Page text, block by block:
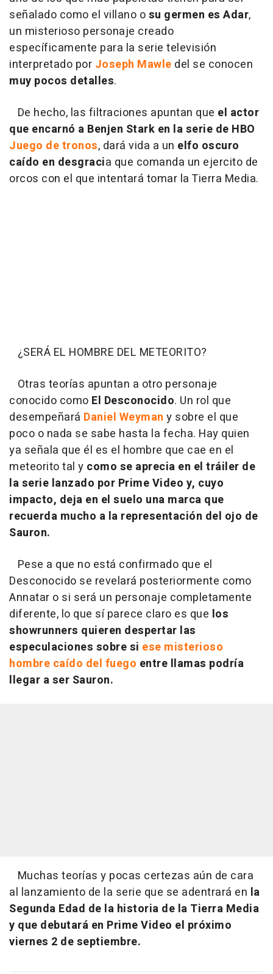
señalado como el villano osu germen es Adar,
un misterioso personaje creado
específicamente para la serie televisión
interpretado por Joseph Mawle del se conocen
muy pocos detalles.
De hecho, las filtraciones apuntan que el actor
que encarnó a Benjen Stark en la serie de HBO
Juego de tronos, dará vida a un elfo oscuro
caído en desgracia que comanda un ejercito de
orcos con el que intentará tomar la Tierra Media.
¿SERÁ EL HOMBRE DEL METEORITO?
Otras teorías apuntan a otro personaje
conocido como El Desconocido. Un rol que
desempeñará Daniel Weyman y sobre el que
poco o nada se sabe hasta la fecha. Hay quien
ya señala que él es el hombre que cae en el
meteorito tal y como se aprecia en el tráiler de
la serie lanzado por Prime Video y, cuyo
impacto, deja en el suelo una marca que
recuerda mucho a la representación del ojo de
Sauron.
Pese a que no está confirmado que el
Desconocido se revelará posteriormente como
Annatar o si será un personaje completamente
diferente, lo que sí parece claro es que los
showrunners quieren despertar las
especulaciones sobre si ese misterioso
hombre caído del fuego entre llamas podría
llegar a ser Sauron.
Muchas teorías y pocas certezas aún de cara
al lanzamiento de la serie que se adentrará en la
Segunda Edad de la historia de la Tierra Media
y que debutará en Prime Video el próximo
viernes 2 de septiembre.